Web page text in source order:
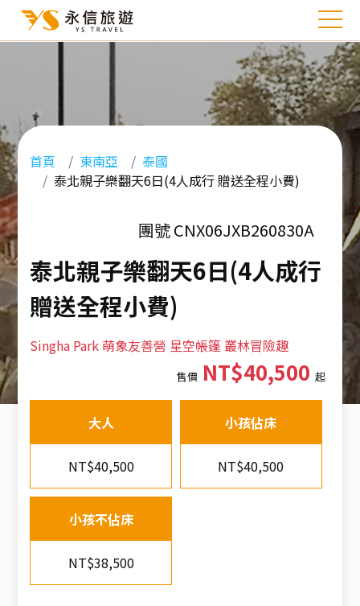
首頁 東南亞
泰國
泰北親子樂翻天6日(4人成行 贈送全程小費)
團號 CNX06JXB260830A
泰北親子樂翻天6日(4人成行
贈送全程小費)
Singha Park 萌象友善營 星空帳篷 叢林冒險趣
售價NT$40,500 起
大人
NT$40,500
小孩佔床
NT$40,500
小孩不佔床
NT$38,500